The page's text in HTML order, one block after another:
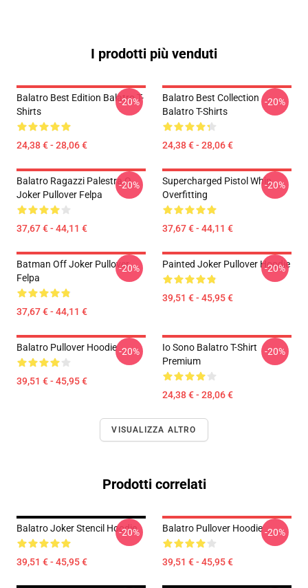
I prodotti più venduti
Balatro Best Edition Balatro T-
Shirts
24,38 € - 28,06 €
-20%
Balatro Best Collection
Balatro T-Shirts
24,38 € - 28,06 €
-20%
Balatro Ragazzi Palestra O
Joker Pullover Felpa
37,67 € - 44,11 €
-20%
Supercharged Pistol Whip
Overfitting
37,67 € - 44,11 €
-20%
Batman Off Joker Pullover
Felpa
37,67 € - 44,11 €
-20% Painted Joker Pullover Hoodie
39,51 € - 45,95 €
-20%
Balatro Pullover Hoodie
39,51 € - 45,95 €
-20%
Io Sono Balatro T-Shirt
Premium
24,38 € - 28,06 €
-20%
VISUALIZZA ALTRO
Prodotti correlati
Balatro Joker Stencil Hoodie
39,51 € - 45,95 €
-20% Balatro Pullover Hoodie
39,51 € - 45,95 €
-20%